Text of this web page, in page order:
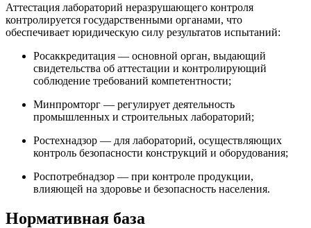
Аттестация лабораторий неразрушающего контроля
контролируется государственными органами, что
обеспечивает юридическую силу результатов испытаний:
Росаккредитация — основной орган, выдающий
свидетельства об аттестации и контролирующий
соблюдение требований компетентности;
Минпромторг — регулирует деятельность
промышленных и строительных лабораторий;
Ростехнадзор — для лабораторий, осуществляющих
контроль безопасности конструкций и оборудования;
Роспотребнадзор — при контроле продукции,
влияющей на здоровье и безопасность населения.
Нормативная база